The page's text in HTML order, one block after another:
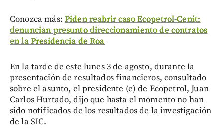
Conozca más: Piden reabrir caso Ecopetrol-Cenit:
denuncian presunto direccionamiento de contratos
en la Presidencia de Roa
En la tarde de este lunes 3 de agosto, durante la
presentación de resultados financieros, consultado
sobre el asunto, el presidente (e) de Ecopetrol, Juan
Carlos Hurtado, dijo que hasta el momento no han
sido notificados de los resultados de la investigación
de la SIC.